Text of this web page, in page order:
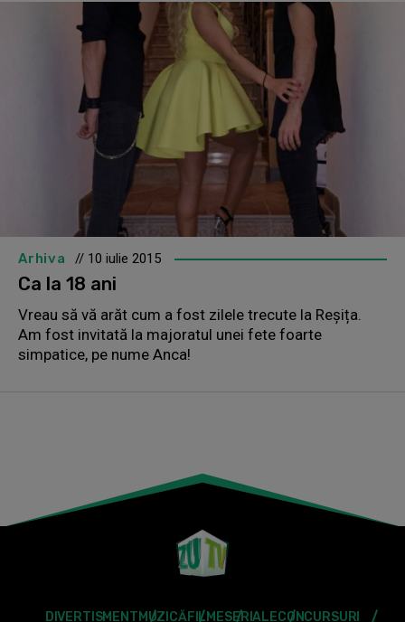
Arhiva // 10 iulie 2015
Ca la 18 ani
Vreau să vă arăt cum a fost zilele trecute la Reșița.
Am fost invitată la majoratul unei fete foarte
simpatice, pe nume Anca!
DIVERTISMENT MUZICĂFILMESERIALECONCURSURI